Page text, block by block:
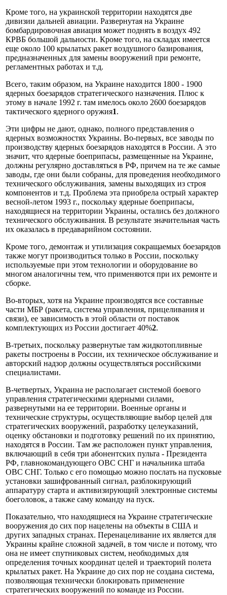
Кроме того, на украинской территории находятся две
дивизии дальней авиации. Развернутая на Украине
бомбардировочная авиация может поднять в воздух 492
КРВБ большой дальности. Кроме того, на складах имеется
еще около 100 крылатых ракет воздушного базирования,
предназначенных для замены вооружений при ремонте,
регламентных работах и т.д.
Всего, таким образом, на Украине находится 1800 - 1900
ядерных боезарядов стратегического назначения. Плюс к
этому в начале 1992 г. там имелось около 2600 боезарядов
тактического ядерного оружия1.
Эти цифры не дают, однако, полного представления о
ядерных возможностях Украины. Во-первых, все заводы по
производству ядерных боезарядов находятся в России. А это
значит, что ядерные боеприпасы, размещенные на Украине,
должны регулярно доставляться в РФ, причем на те же самые
заводы, где они были собраны, для проведения необходимого
технического обслуживания, замены выходящих из строя
компонентов и т.д. Проблема эта приобрела острый характер
весной-летом 1993 г., поскольку ядерные боеприпасы,
находящиеся на территории Украины, остались без должного
технического обслуживания. В результате значительная часть
их оказалась в предаварийном состоянии.
Кроме того, демонтаж и утилизация сокращаемых боезарядов
также могут производиться только в России, поскольку
используемые при этом технологии и оборудование во
многом аналогичны тем, что применяются при их ремонте и
сборке.
Во-вторых, хотя на Украине производятся все составные
части МБР (ракета, система управления, прицеливания и
связи), ее зависимость в этой области от поставок
комплектующих из России достигает 40%2.
В-третьих, поскольку развернутые там жидкотопливные
ракеты построены в России, их техническое обслуживание и
авторский надзор должны осуществляться российскими
специалистами.
В-четвертых, Украина не располагает системой боевого
управления стратегическими ядерными силами,
развернутыми на ее территории. Военные органы и
технические структуры, осуществляющие выбор целей для
стратегических вооружений, разработку целеуказаний,
оценку обстановки и подготовку решений по их принятию,
находятся в России. Там же расположен пункт управления,
включающий в себя три абонентских пульта - Президента
РФ, главнокомандующего ОВС СНГ и начальника штаба
ОВС СНГ. Только с его помощью можно послать на пусковые
установки зашифрованный сигнал, разблокирующий
аппаратуру старта и активизирующий электронные системы
боеголовок, а также саму команду на пуск.
Показательно, что находящиеся на Украине стратегические
вооружения до сих пор нацелены на объекты в США и
других западных странах. Перенацеливание их является для
Украины крайне сложной задачей, в том числе и потому, что
она не имеет спутниковых систем, необходимых для
определения точных координат целей и траекторий полета
крылатых ракет. На Украине до сих пор не создана система,
позволяющая технически блокировать применение
стратегических вооружений по команде из России.